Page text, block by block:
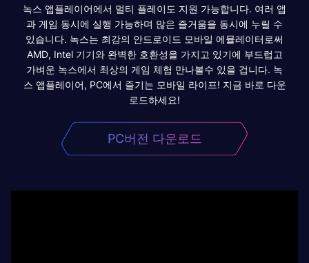
녹스 앱플레이어에서 멀티 플레이도 지원 가능합니다. 여러 앱
과 게임 동시에 실행 가능하며 많은 즐거움을 동시에 누릴 수
있습니다. 녹스는 최강의 안드로이드 모바일 에뮬레이터로써
AMD, Intel 기기와 완벽한 호환성을 가지고 있기에 부드럽고
가벼운 녹스에서 최상의 게임 체험 만나볼수 있을 겁니다. 녹
스 앱플레이어, PC에서 즐기는 모바일 라이프! 지금 바로 다운
로드하세요!
PC버전 다운로드